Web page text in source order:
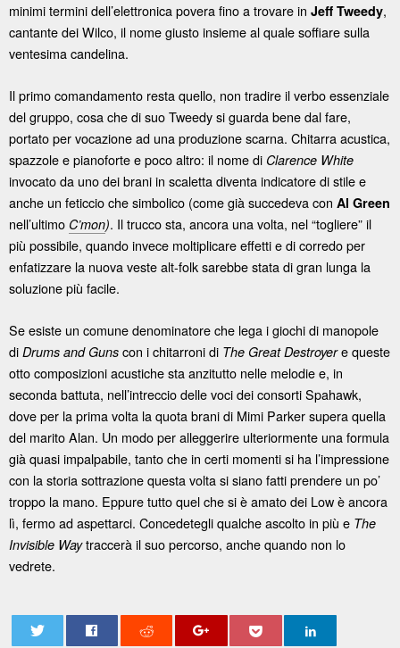
minimi termini dell’elettronica povera fino a trovare in Jeff Tweedy,
cantante dei Wilco, il nome giusto insieme al quale soffiare sulla
ventesima candelina.
Il primo comandamento resta quello, non tradire il verbo essenziale
del gruppo, cosa che di suo Tweedy si guarda bene dal fare,
portato per vocazione ad una produzione scarna. Chitarra acustica,
spazzole e pianoforte e poco altro: il nome di Clarence White
invocato da uno dei brani in scaletta diventa indicatore di stile e
anche un feticcio che simbolico (come già succedeva con Al Green
nell’ultimo C’mon). Il trucco sta, ancora una volta, nel “togliere” il
più possibile, quando invece moltiplicare effetti e di corredo per
enfatizzare la nuova veste alt-folk sarebbe stata di gran lunga la
soluzione più facile.
Se esiste un comune denominatore che lega i giochi di manopole
di Drums and Guns con i chitarroni di The Great Destroyere queste
otto composizioni acustiche sta anzitutto nelle melodie e, in
seconda battuta, nell’intreccio delle voci dei consorti Spahawk,
dove per la prima volta la quota brani di Mimi Parker supera quella
del marito Alan. Un modo per alleggerire ulteriormente una formula
già quasi impalpabile, tanto che in certi momenti si ha l’impressione
con la storia sottrazione questa volta si siano fatti prendere un po’
troppo la mano. Eppure tutto quel che si è amato dei Low è ancora
lì, fermo ad aspettarci. Concedetegli qualche ascolto in più e The
Invisible Waytraccerà il suo percorso, anche quando non lo
vedrete.